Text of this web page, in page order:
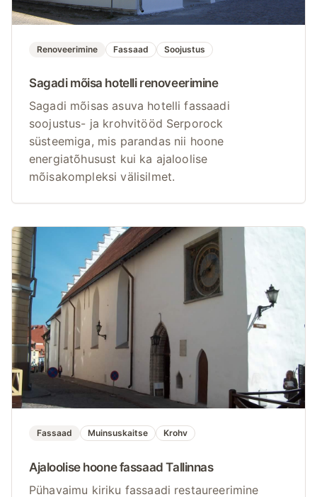
Renoveerimine Fassaad Soojustus
Sagadi mõisa hotelli renoveerimine
Sagadi mõisas asuva hotelli fassaadi
soojustus- ja krohvitööd Serporock
süsteemiga, mis parandas nii hoone
energiatõhusust kui ka ajaloolise
mõisakompleksi välisilmet.
Fassaad Muinsuskaitse Krohv
Ajaloolise hoone fassaad Tallinnas
Pühavaimu kiriku fassaadi restaureerimine